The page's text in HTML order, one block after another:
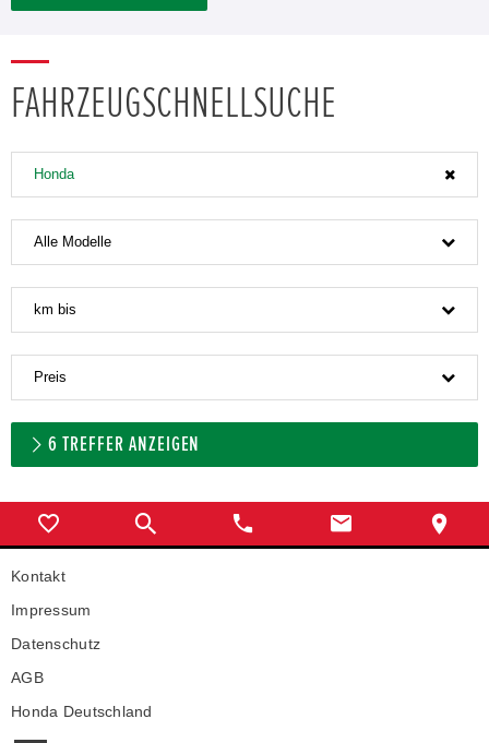
FAHRZEUGSCHNELLSUCHE
Honda
Alle Modelle
km bis
Preis
6 TREFFER ANZEIGEN
Kontakt
Impressum
Datenschutz
AGB
Honda Deutschland